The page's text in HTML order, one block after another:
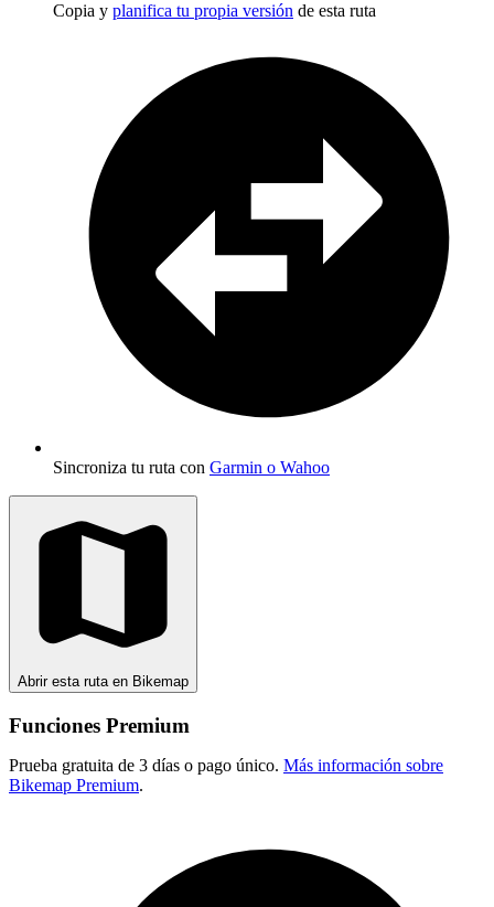
Copia y planifica tu propia versión de esta ruta
Sincroniza tu ruta con Garmin o Wahoo
Abrir esta ruta en Bikemap
Funciones Premium
Prueba gratuita de 3 días o pago único. Más información sobre
Bikemap Premium.